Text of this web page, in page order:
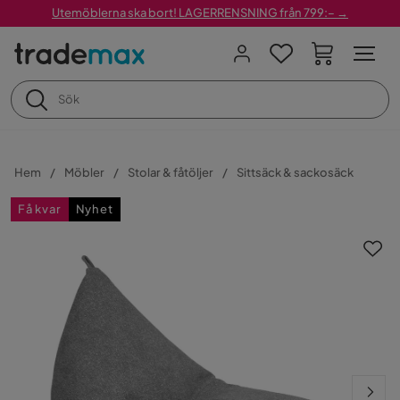
Utemöblerna ska bort! LAGERRENSNING från 799:– →
Hem Möbler Stolar & fåtöljer Sittsäck & sackosäck
Få kvar Nyhet